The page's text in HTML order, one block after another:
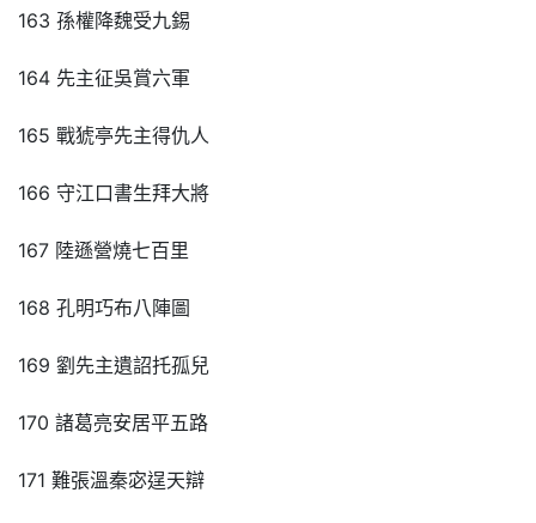
163 孫權降魏受九錫
164 先主征吳賞六軍
165 戰猇亭先主得仇人
166 守江口書生拜大將
167 陸遜營燒七百里
168 孔明巧布八陣圖
169 劉先主遺詔托孤兒
170 諸葛亮安居平五路
171 難張溫秦宓逞天辯